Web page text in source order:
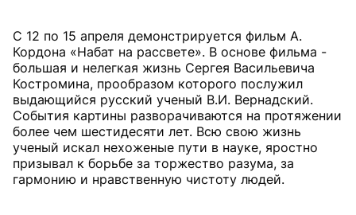
С 12 по 15 апреля демонстрируется фильм А.
Кордона «Набат на рассвете». В основе фильма -
большая и нелегкая жизнь Сергея Васильевича
Костромина, прообразом которого послужил
выдающийся русский ученый В.И. Вернадский.
События картины разворачиваются на протяжении
более чем шестидесяти лет. Всю свою жизнь
ученый искал нехоженые пути в науке, яростно
призывал к борьбе за торжество разума, за
гармонию и нравственную чистоту людей.